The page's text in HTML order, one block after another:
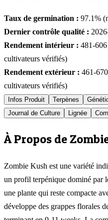
Taux de germination : 97.1%
Dernier contrôle qualité :
Rendement intérieur : 481-606
cultivateurs vérifiés)
Rendement extérieur : 461-670
cultivateurs vérifiés)
Infos Produit Terpènes
Journal de Culture
Lignée
À Propos de
Zombie Kush est une variété
un profil terpénique dominé par
une plante qui reste compacte
développe des grappes florales